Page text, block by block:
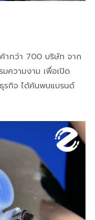
ากว่า 700 บริษัท จาก
ความงาม เพื่อเปิด
รกิจ ได้ค้นพบแบรนด์